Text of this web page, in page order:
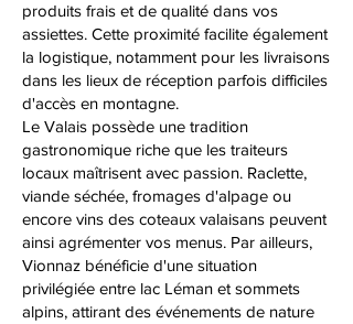
produits frais et de qualité dans vos
assiettes. Cette proximité facilite également
la logistique, notamment pour les livraisons
dans les lieux de réception parfois difficiles
d'accès en montagne.
Le Valais possède une tradition
gastronomique riche que les traiteurs
locaux maîtrisent avec passion. Raclette,
viande séchée, fromages d'alpage ou
encore vins des coteaux valaisans peuvent
ainsi agrémenter vos menus. Par ailleurs,
Vionnaz bénéficie d'une situation
privilégiée entre lac Léman et sommets
alpins, attirant des événements de nature